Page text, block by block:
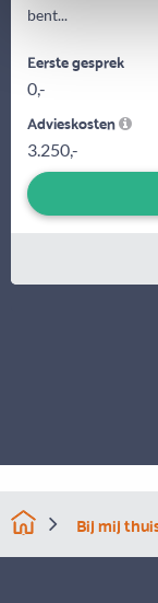
bent...
Eerste gesprek
0,-
Advieskosten
3.250,-
Bij mij